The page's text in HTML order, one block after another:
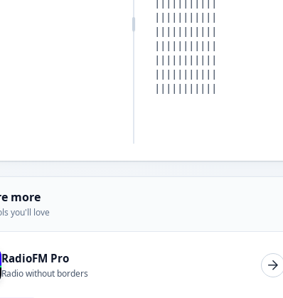
more
you'll love
RadioFM Pro
Radio without borders